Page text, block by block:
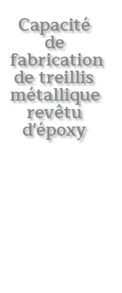
Capacité
de
fabrication
de treillis
métallique
revêtu
d'époxy